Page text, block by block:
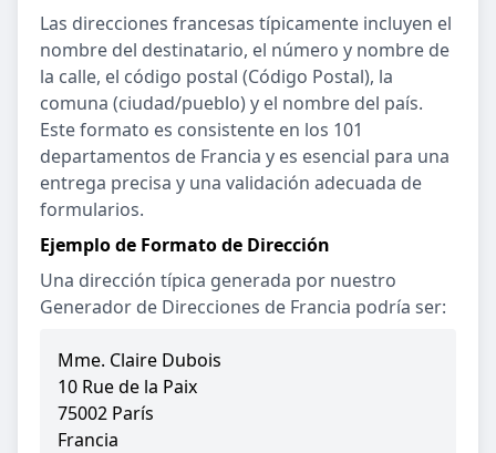
Las direcciones francesas típicamente incluyen el
nombre del destinatario, el número y nombre de
la calle, el código postal (Código Postal), la
comuna (ciudad/pueblo) y el nombre del país.
Este formato es consistente en los 101
departamentos de Francia y es esencial para una
entrega precisa y una validación adecuada de
formularios.
Ejemplo de Formato de Dirección
Una dirección típica generada por nuestro
Generador de Direcciones de Francia podría ser:
Mme. Claire Dubois
10 Rue de la Paix
75002 París
Francia